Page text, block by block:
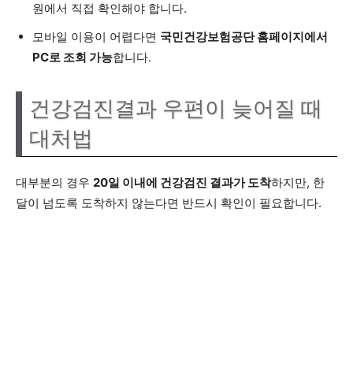
원에서 직접 확인해야 합니다.
모바일 이용이 어렵다면 국민건강보험공단 홈페이지에서
PC로 조회 가능합니다.
건강검진결과 우편이 늦어질 때
대처법
대부분의 경우 20일 이내에 건강검진 결과가 도착하지만, 한
달이 넘도록 도착하지 않는다면 반드시 확인이 필요합니다.